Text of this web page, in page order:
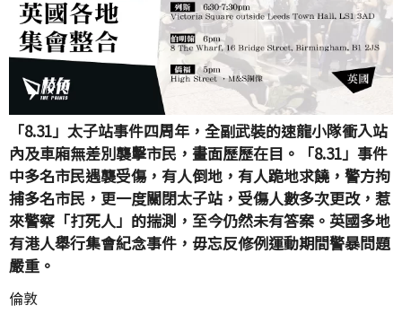
「8.31」太子站事件四周年，全副武裝的速龍小隊衝入站
內及車廂無差別襲擊市民，畫面歷歷在目。「8.31」事件
中多名市民遇襲受傷，有人倒地，有人跪地求饒，警方拘
捕多名市民，更一度關閉太子站，受傷人數多次更改，惹
來警察「打死人」的揣測，至今仍然未有答案。英國多地
有港人舉行集會紀念事件，毋忘反修例運動期間警暴問題
嚴重。
倫敦